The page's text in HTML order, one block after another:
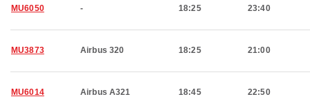
MU6050 - 18:25 23:40
MU3873 Airbus 320 18:25 21:00
MU6014 Airbus A321 18:45 22:50